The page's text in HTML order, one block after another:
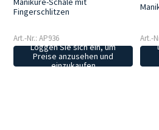
Fingerschlitzen
Art.-Nr.: AP936
Loggen Sie sich ein, um
Preise anzusehen und
einzukaufen
Art.-